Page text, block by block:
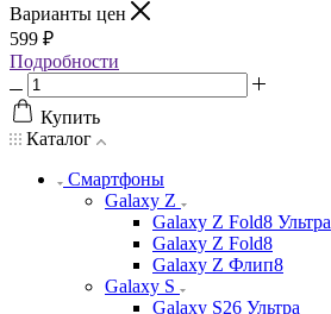
Варианты цен
599 ₽
Подробности
Купить
Каталог
Смартфоны
Galaxy Z
Galaxy Z Fold8 Ультра
Galaxy Z Fold8
Galaxy Z Флип8
Galaxy S
Galaxy S26 Ультра